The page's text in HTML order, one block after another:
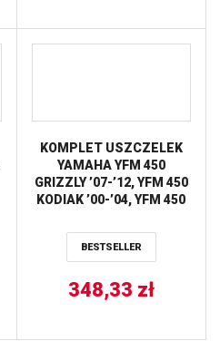
KOMPLET USZCZELEK
YAMAHA YFM 450
GRIZZLY ’07-’12, YFM 450
KODIAK ’00-’04, YFM 450
ATHENA
BESTSELLER
348,33 zł